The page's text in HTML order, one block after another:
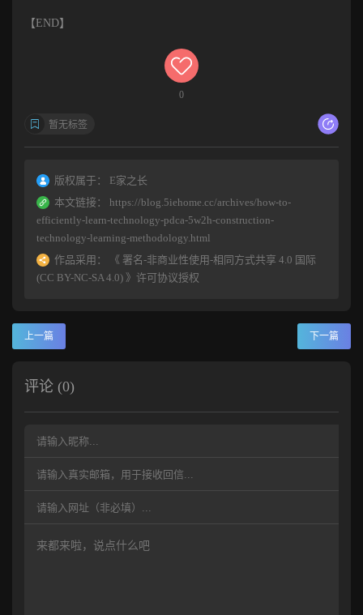
【END】
0
暂无标签
版权属于：
E家之长
本文链接：
https://blog.5iehome.cc/archives/how-to-
efficiently-learn-technology-pdca-5w2h-construction-
technology-learning-methodology.html
作品采用：
《 署名-非商业性使用-相同方式共享 4.0 国际
(CC BY-NC-SA 4.0) 》许可协议授权
上一篇 下一篇
评论 (0)